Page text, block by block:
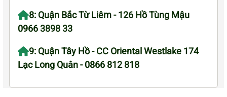
8: Quận Bắc Từ Liêm - 126 Hồ Tùng Mậu
0966 3898 33
9: Quận Tây Hồ - CC Oriental Westlake 174
Lạc Long Quân - 0866 812 818